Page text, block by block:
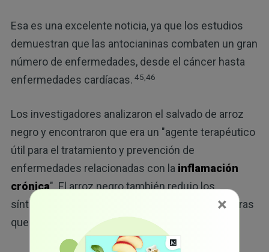
Esa es una excelente noticia, ya que los estudios
demuestran que las antocianinas combaten un gran
número de enfermedades, desde el cáncer hasta
enfermedades cardíacas. 45,46
Los investigadores analizaron el salvado de arroz
negro y encontraron que era un "agente terapéutico
útil para el tratamiento y prevención de
enfermedades relacionadas con la inflamación
crónica". El arroz negro también redujo los
síntomas de la dermatitis en los estudios, mientras
que el arroz integral no tuvo este efecto.
×